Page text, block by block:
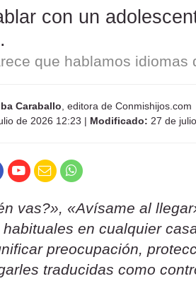
con un
que hablamos idiomas
Caraballo , editora de Conmishijos.com
de 2026 12:23 | Modificado: 27 de
vas?», «Avísame al
en cualquier
preocupación,
traducidas como